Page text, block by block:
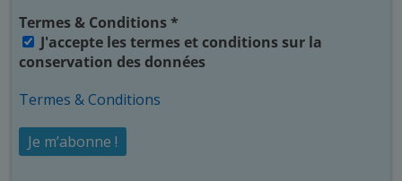
Termes & Conditions*
J'accepte les termes et conditions sur la
conservation des données
Termes & Conditions